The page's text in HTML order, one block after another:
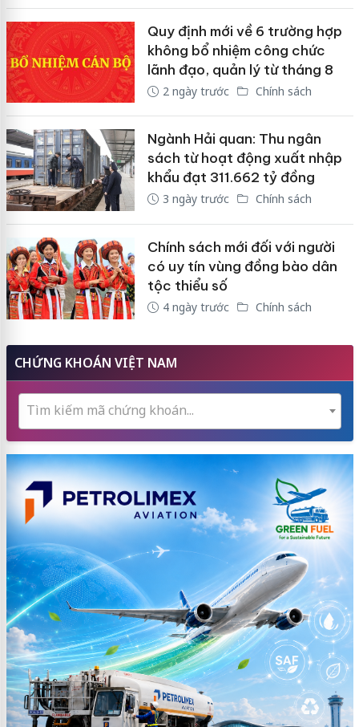
Quy định mới về 6 trường hợp
không bổ nhiệm công chức
lãnh đạo, quản lý từ tháng 8
2 ngày trước Chính sách
Ngành Hải quan: Thu ngân
sách từ hoạt động xuất nhập
khẩu đạt 311.662 tỷ đồng
3 ngày trước Chính sách
Chính sách mới đối với người
có uy tín vùng đồng bào dân
tộc thiểu số
4 ngày trước Chính sách
CHỨNG KHOÁN VIỆT NAM
Tìm kiếm mã chứng khoán...